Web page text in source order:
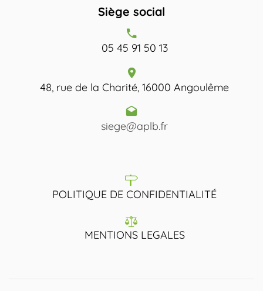
Siège social
05 45 91 50 13
48, rue de la Charité, 16000 Angoulême
siege@aplb.fr
POLITIQUE DE CONFIDENTIALITÉ
MENTIONS LEGALES